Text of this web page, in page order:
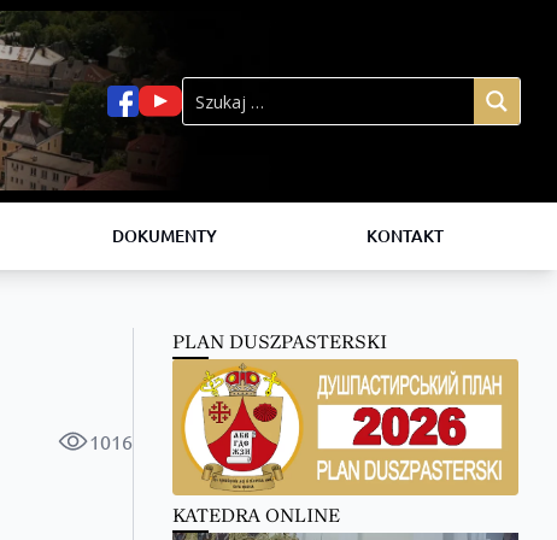
DOKUMENTY KONTAKT
1016
PLAN DUSZPASTERSKI
KATEDRA ONLINE